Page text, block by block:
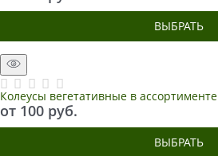
ВЫБРАТЬ
Колеусы вегетативные в ассортименте
от 100 руб.
ВЫБРАТЬ